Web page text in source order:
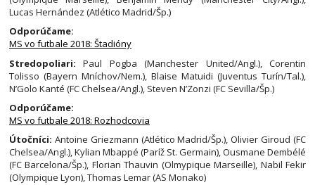
Lucas Hernández (Atlético Madrid/Šp.)
Odporúčame:
MS vo futbale 2018: Štadióny
Stredopoliari: Paul Pogba (Manchester United/Angl.), Corentin
Tolisso (Bayern Mníchov/Nem.), Blaise Matuidi (Juventus Turín/Tal.),
N’Golo Kanté (FC Chelsea/Angl.), Steven N’Zonzi (FC Sevilla/Šp.)
Odporúčame:
MS vo futbale 2018: Rozhodcovia
Útočníci: Antoine Griezmann (Atlético Madrid/Šp.), Olivier Giroud (FC
Chelsea/Angl.), Kylian Mbappé (Paríž St. Germain), Ousmane Dembélé
(FC Barcelona/Šp.), Florian Thauvin (Olmypique Marseille), Nabil Fekir
(Olympique Lyon), Thomas Lemar (AS Monako)